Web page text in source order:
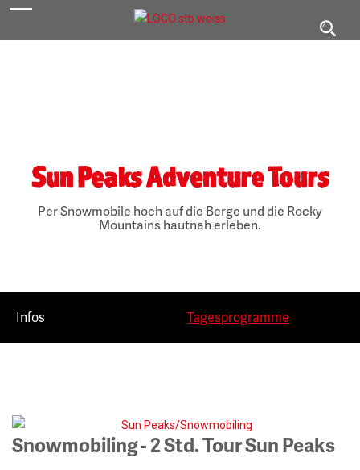
Sun Peaks Adventure Tours
Per Snowmobile hoch auf die Berge und die Rocky
Mountains hautnah erleben.
Infos Tagesprogramme
Snowmobiling - 2 Std. Tour Sun Peaks